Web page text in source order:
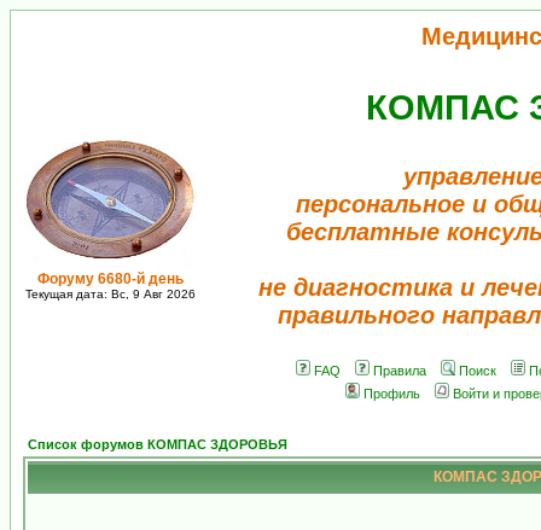
Форуму 6680-й день
Текущая дата: Вс, 9 Авг 2026
КОМПАС
персональное и
бесплатные
не диагностика и
правильного
FAQ Правила Поиск
Профиль
Войти и
Список форумов КОМПАС ЗДОРОВЬЯ
КОМПАС